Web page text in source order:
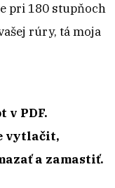
pri 180 stupňoch
rúry, tá moja
v PDF.
vytlačit,
a zamastiť.